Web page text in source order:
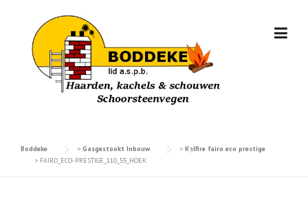
Boddeke > Gasgestookt Inbouw > Kalfire fairo eco prestige
> FAIRO_ECO-PRESTIGE_110_55_HOEK